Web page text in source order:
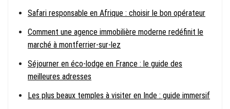
Safari responsable en Afrique : choisir le bon opérateur
Comment une agence immobilière moderne redéfinit le
marché à montferrier-sur-lez
Séjourner en éco-lodge en France : le guide des
meilleures adresses
Les plus beaux temples à visiter en Inde : guide immersif